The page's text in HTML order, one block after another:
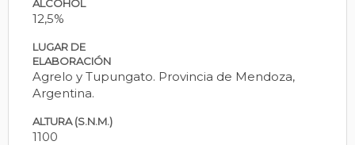
ALCOHOL
12,5%
LUGAR DE
ELABORACIÓN
Agrelo y Tupungato. Provincia de Mendoza,
Argentina.
ALTURA (S.N.M.)
1100